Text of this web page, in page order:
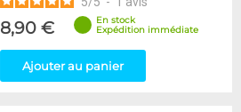
8,90 €
En stock
Expédition immédiate
Ajouter au panier